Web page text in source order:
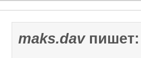
maks.davпишет: